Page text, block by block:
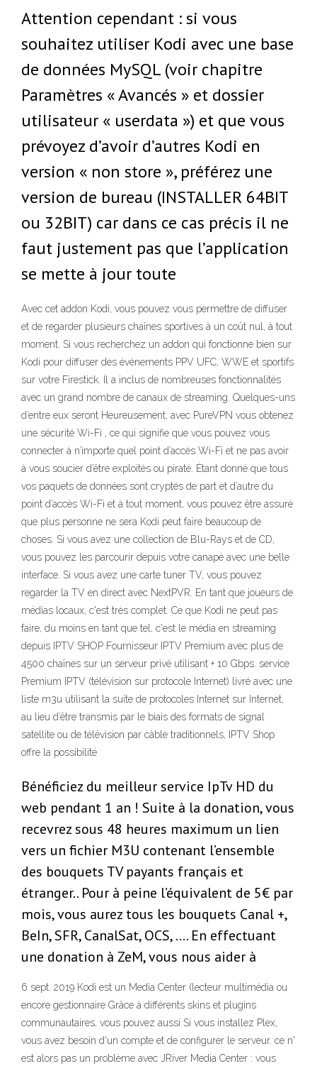
Attention cependant : si vous
souhaitez utiliser Kodi avec une base
de données MySQL (voir chapitre
Paramètres « Avancés » et dossier
utilisateur « userdata ») et que vous
prévoyez d’avoir d’autres Kodi en
version « non store », préférez une
version de bureau (INSTALLER 64BIT
ou 32BIT) car dans ce cas précis il ne
faut justement pas que l’application
se mette à jour toute
Avec cet addon Kodi, vous pouvez vous permettre de diffuser
et de regarder plusieurs chaînes sportives à un coût nul, à tout
moment. Si vous recherchez un addon qui fonctionne bien sur
Kodi pour diffuser des événements PPV UFC, WWE et sportifs
sur votre Firestick. Il a inclus de nombreuses fonctionnalités
avec un grand nombre de canaux de streaming. Quelques-uns
d’entre eux seront Heureusement, avec PureVPN vous obtenez
une sécurité Wi-Fi , ce qui signifie que vous pouvez vous
connecter à n’importe quel point d’accès Wi-Fi et ne pas avoir
à vous soucier d’être exploités ou piraté. Étant donné que tous
vos paquets de données sont cryptés de part et d’autre du
point d’accès Wi-Fi et à tout moment, vous pouvez être assuré
que plus personne ne sera Kodi peut faire beaucoup de
choses. Si vous avez une collection de Blu-Rays et de CD,
vous pouvez les parcourir depuis votre canapé avec une belle
interface. Si vous avez une carte tuner TV, vous pouvez
regarder la TV en direct avec NextPVR. En tant que joueurs de
médias locaux, c'est très complet. Ce que Kodi ne peut pas
faire, du moins en tant que tel, c'est le média en streaming
depuis IPTV SHOP Fournisseur IPTV Premium avec plus de
4500 chaînes sur un serveur privé utilisant + 10 Gbps. service
Premium IPTV (télévision sur protocole Internet) livré avec une
liste m3u utilisant la suite de protocoles Internet sur Internet,
au lieu d’être transmis par le biais des formats de signal
satellite ou de télévision par câble traditionnels, IPTV Shop
offre la possibilité
Bénéficiez du meilleur service IpTv HD du
web pendant 1 an ! Suite à la donation, vous
recevrez sous 48 heures maximum un lien
vers un fichier M3U contenant l’ensemble
des bouquets TV payants français et
étranger.. Pour à peine l’équivalent de 5€ par
mois, vous aurez tous les bouquets Canal +,
BeIn, SFR, CanalSat, OCS, …. En effectuant
une donation à ZeM, vous nous aider à
6 sept. 2019 Kodi est un Media Center (lecteur multimédia ou
encore gestionnaire Grâce à différents skins et plugins
communautaires, vous pouvez aussi Si vous installez Plex,
vous avez besoin d'un compte et de configurer le serveur. ce n'
est alors pas un problème avec JRiver Media Center : vous